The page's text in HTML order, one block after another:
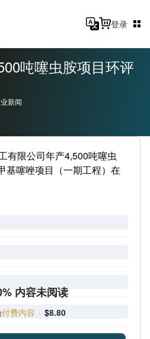
登录
吨噻虫胺项目环评
新闻
有限公司年产4,500吨噻虫
基噻唑项目（一期工程）在
内容未阅读
付费内容 · $8.80